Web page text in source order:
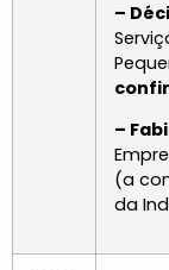
–
–
(a
da